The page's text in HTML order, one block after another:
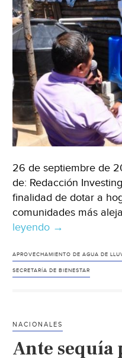
26 de septiembre de
de: Redacción
finalidad de dotar a
comunidades más
leyendo Tlaxcala-
en
Tlaxcala
del
Agua”
→
APROVECHAMIENTO DE AGUA DE
SECRETARÍA DE BIENESTAR
NACIONALES
Ante sequía